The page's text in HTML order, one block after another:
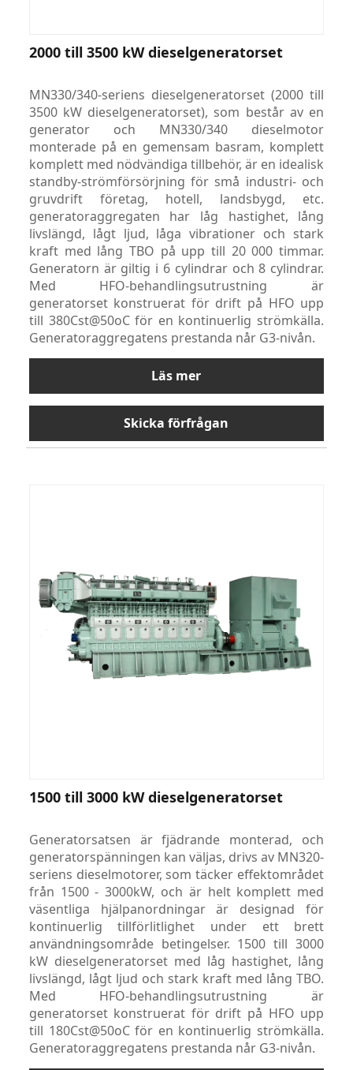
2000 till 3500 kW dieselgeneratorset
MN330/340-seriens dieselgeneratorset (2000 till
3500 kW dieselgeneratorset), som består av en
generator och MN330/340 dieselmotor
monterade på en gemensam basram, komplett
komplett med nödvändiga tillbehör, är en idealisk
standby-strömförsörjning för små industri- och
gruvdrift företag, hotell, landsbygd, etc.
generatoraggregaten har låg hastighet, lång
livslängd, lågt ljud, låga vibrationer och stark
kraft med lång TBO på upp till 20 000 timmar.
Generatorn är giltig i 6 cylindrar och 8 cylindrar.
Med HFO-behandlingsutrustning är
generatorset konstruerat för drift på HFO upp
till 380Cst@50oC för en kontinuerlig strömkälla.
Generatoraggregatens prestanda når G3-nivån.
Läs mer
Skicka förfrågan
1500 till 3000 kW dieselgeneratorset
Generatorsatsen är fjädrande monterad, och
generatorspänningen kan väljas, drivs av MN320-
seriens dieselmotorer, som täcker effektområdet
från 1500 - 3000kW, och är helt komplett med
väsentliga hjälpanordningar är designad för
kontinuerlig tillförlitlighet under ett brett
användningsområde betingelser. 1500 till 3000
kW dieselgeneratorset med låg hastighet, lång
livslängd, lågt ljud och stark kraft med lång TBO.
Med HFO-behandlingsutrustning är
generatorset konstruerat för drift på HFO upp
till 180Cst@50oC för en kontinuerlig strömkälla.
Generatoraggregatens prestanda når G3-nivån.